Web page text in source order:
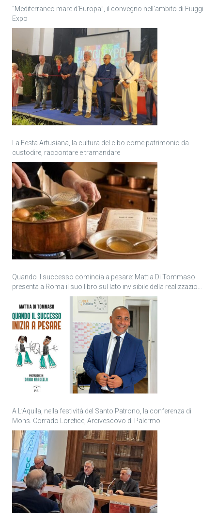
“Mediterraneo mare d’Europa”, il convegno nell’ambito di Fiuggi
Expo
La Festa Artusiana, la cultura del cibo come patrimonio da
custodire, raccontare e tramandare
Quando il successo comincia a pesare: Mattia Di Tommaso
presenta a Roma il suo libro sul lato invisibile della realizzazione
A L’Aquila, nella festività del Santo Patrono, la conferenza di
Mons. Corrado Lorefice, Arcivescovo di Palermo